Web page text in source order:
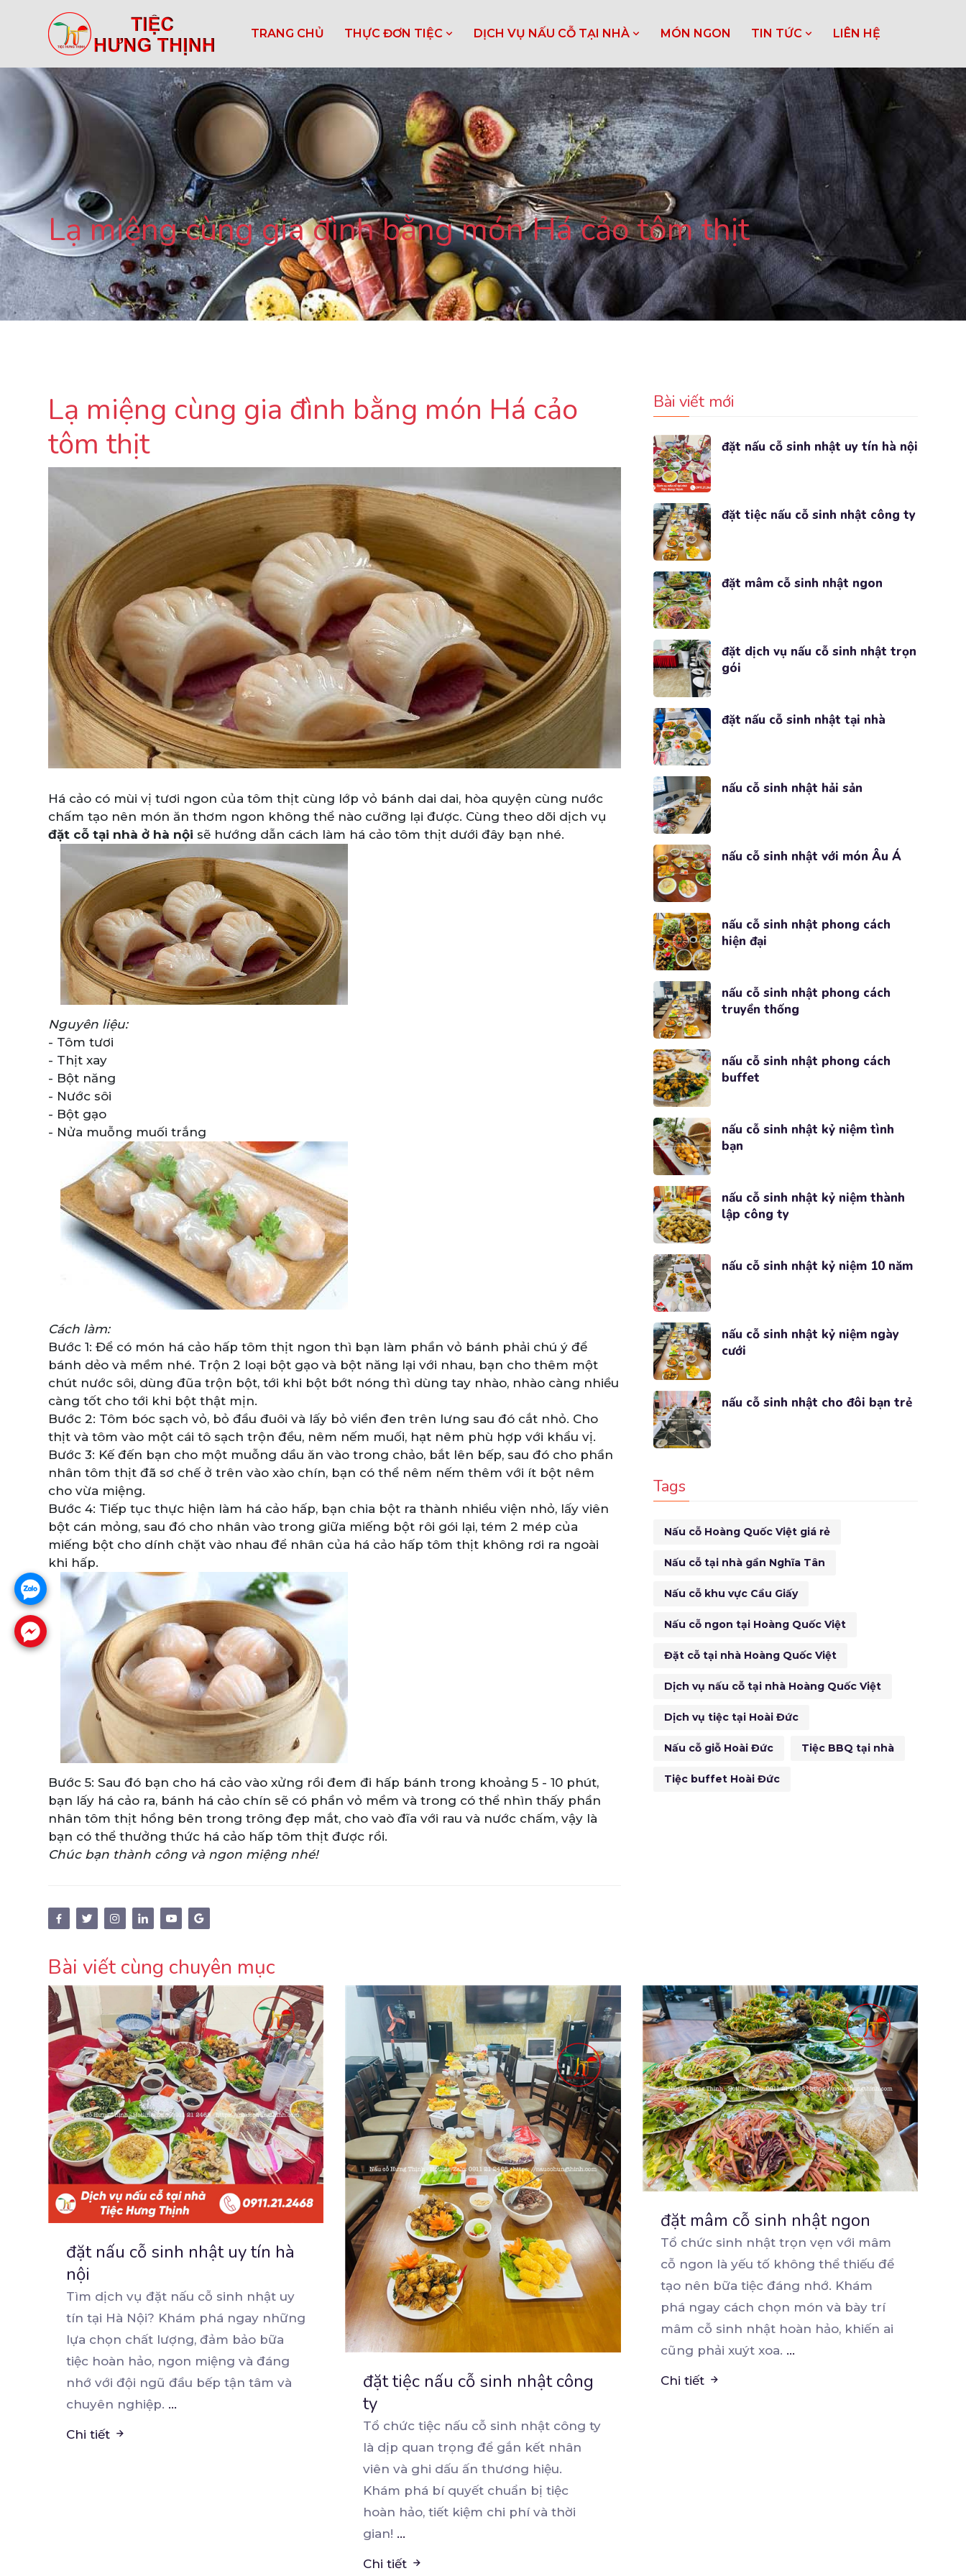
TRANG CHỦ THỰC ĐƠN TIỆC DỊCH VỤ NẤU CỖ TẠI NHÀ MÓN NGON TIN TỨC LIÊN HỆ
Lạ miệng cùng gia đình bằng món Há cảo tôm thịt
Lạ miệng cùng gia đình bằng món Há cảo
tôm thịt
Há cảo có mùi vị tươi ngon của tôm thịt cùng lớp vỏ bánh dai dai, hòa quyện cùng nước
chấm tạo nên món ăn thơm ngon không thể nào cưỡng lại được. Cùng theo dõi dịch vụ
đặt cỗ tại nhà ở hà nội sẽ hướng dẫn cách làm há cảo tôm thịt dưới đây bạn nhé.
Nguyên liệu:
- Tôm tươi
- Thịt xay
- Bột năng
- Nước sôi
- Bột gạo
- Nửa muỗng muối trắng
Cách làm:
Bước 1: Để có món há cảo hấp tôm thịt ngon thì bạn làm phần vỏ bánh phải chú ý để
bánh dẻo và mềm nhé. Trộn 2 loại bột gạo và bột năng lại với nhau, bạn cho thêm một
chút nước sôi, dùng đũa trộn bột, tới khi bột bớt nóng thì dùng tay nhào, nhào càng nhiều
càng tốt cho tới khi bột thật mịn.
Bước 2: Tôm bóc sạch vỏ, bỏ đầu đuôi và lấy bỏ viền đen trên lưng sau đó cắt nhỏ. Cho
thịt và tôm vào một cái tô sạch trộn đều, nêm nếm muối, hạt nêm phù hợp với khẩu vị.
Bước 3: Kế đến bạn cho một muỗng dầu ăn vào trong chảo, bắt lên bếp, sau đó cho phần
nhân tôm thịt đã sơ chế ở trên vào xào chín, bạn có thể nêm nếm thêm với ít bột nêm
cho vừa miệng.
Bước 4: Tiếp tục thực hiện làm há cảo hấp, bạn chia bột ra thành nhiều viện nhỏ, lấy viên
bột cán mỏng, sau đó cho nhân vào trong giữa miếng bột rôi gói lại, tém 2 mép của
miếng bột cho dính chặt vào nhau để nhân của há cảo hấp tôm thịt không rơi ra ngoài
khi hấp.
Bước 5: Sau đó bạn cho há cảo vào xửng rồi đem đi hấp bánh trong khoảng 5 - 10 phút,
bạn lấy há cảo ra, bánh há cảo chín sẽ có phần vỏ mềm và trong có thể nhìn thấy phần
nhân tôm thịt hồng bên trong trông đẹp mắt, cho vaò đĩa với rau và nước chấm, vậy là
bạn có thể thưởng thức há cảo hấp tôm thịt được rồi.
Chúc bạn thành công và ngon miệng nhé!
Bài viết mới
đặt nấu cỗ sinh nhật uy tín hà nội
đặt tiệc nấu cỗ sinh nhật công ty
đặt mâm cỗ sinh nhật ngon
đặt dịch vụ nấu cỗ sinh nhật trọn
gói
đặt nấu cỗ sinh nhật tại nhà
nấu cỗ sinh nhật hải sản
nấu cỗ sinh nhật với món Âu Á
nấu cỗ sinh nhật phong cách
hiện đại
nấu cỗ sinh nhật phong cách
truyền thống
nấu cỗ sinh nhật phong cách
buffet
nấu cỗ sinh nhật kỷ niệm tình
bạn
nấu cỗ sinh nhật kỷ niệm thành
lập công ty
nấu cỗ sinh nhật kỷ niệm 10 năm
nấu cỗ sinh nhật kỷ niệm ngày
cưới
nấu cỗ sinh nhật cho đôi bạn trẻ
Tags
Nấu cỗ Hoàng Quốc Việt giá rẻ
Nấu cỗ tại nhà gần Nghĩa Tân
Nấu cỗ khu vực Cầu Giấy
Nấu cỗ ngon tại Hoàng Quốc Việt
Đặt cỗ tại nhà Hoàng Quốc Việt
Dịch vụ nấu cỗ tại nhà Hoàng Quốc Việt
Dịch vụ tiệc tại Hoài Đức
Nấu cỗ giỗ Hoài Đức Tiệc BBQ tại nhà
Tiệc buffet Hoài Đức
Bài viết cùng chuyên mục
đặt nấu cỗ sinh nhật uy tín hà
nội
Tìm dịch vụ đặt nấu cỗ sinh nhật uy
tín tại Hà Nội? Khám phá ngay những
lựa chọn chất lượng, đảm bảo bữa
tiệc hoàn hảo, ngon miệng và đáng
nhớ với đội ngũ đầu bếp tận tâm và
chuyên nghiệp. ...
Chi tiết
đặt tiệc nấu cỗ sinh nhật công
ty
Tổ chức tiệc nấu cỗ sinh nhật công ty
là dịp quan trọng để gắn kết nhân
viên và ghi dấu ấn thương hiệu.
Khám phá bí quyết chuẩn bị tiệc
hoàn hảo, tiết kiệm chi phí và thời
gian! ...
Chi tiết
đặt mâm cỗ sinh nhật ngon
Tổ chức sinh nhật trọn vẹn với mâm
cỗ ngon là yếu tố không thể thiếu để
tạo nên bữa tiệc đáng nhớ. Khám
phá ngay cách chọn món và bày trí
mâm cỗ sinh nhật hoàn hảo, khiến ai
cũng phải xuýt xoa. ...
Chi tiết